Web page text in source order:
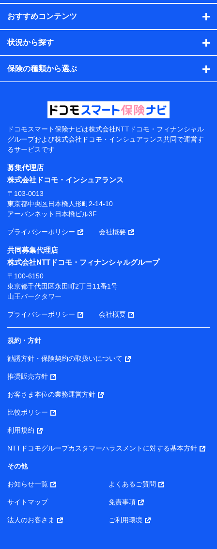
保険契約情報
当社または株式会社NTTドコモ・フィナンシャルグルー
プが取得し、又は保有する保険契約に関する情報。例と
して、保険契約者及び被保険者の氏名、住所、生年月
日、性別、保険契約者と被保険者の関係、保険加入の目
的、保険商品の内容、保険料、保険料のお支払方法、車
のメーカーや走行距離などの情報、建物の構造や築年数
などの情報、ペットの種類や年齢などの情報などが含ま
提供当事者から受領当事者が個人データを取得する方法
電子的・電磁的方法等
【共同して利用する者の範囲】
当社
株式会社NTTドコモ・フィナンシャルグループ
【利用目的】
当社または株式会社NTTドコモ・フィナンシャルグルー
プが提供する保険関連サービスにおけるユーザー登録受
付および管理のため
当社または株式会社NTTドコモ・フィナンシャルグルー
携会社の保険その他に関する情報を提供するため、また
維持管理等の委託業務遂行のため、またそれらに付帯、
関連する当社または株式会社NTTドコモ・フィナンシャ
ルグループおよび提携会社のサービスを案内、提供する
ため
（各サービスで取得したサービス利用履歴、ウェブサイ
トの閲覧履歴、購買履歴、ご契約内容等のパーソナルデ
ータを分析して、お客さまの趣味・嗜好・傾向に応じた
サービス・商品等に関するご提案や広告の配信等を行う
ことがあります。）
各種セミナーの開催のため
コンサルティングサービスの実施のため
アンケートやキャンペーン等の実施のため
上記に係る案内・手続き・管理等付帯業務を行うため
所・代表者名】
り）
株式会社NTTドコモ・フィナンシャルグループ 代表取締役
社長 廣井 孝史
東京都中央区日本橋人形町2-14-10 アーバンネット日本橋
株式会社ドコモ・インシュアランス 代表取締役社長 吉
村 忠義
また当社は、オンライン面談による保険のご相談にあたっ
おすすめコンテンツ
状況から探す
保険の種類から選ぶ
ドコモスマート保険ナビは株式会社NTTドコモ・フィナンシャル
グループおよび株式会社ドコモ・インシュアランス共同で運営す
るサービスです
募集代理店
株式会社ドコモ・インシュアランス
〒103-0013
東京都中央区日本橋人形町2-14-10
アーバンネット日本橋ビル3F
プライバシーポリシー 会社概要
共同募集代理店
株式会社NTTドコモ・フィナンシャルグループ
〒100-6150
東京都千代田区永田町2丁目11番1号
山王パークタワー
プライバシーポリシー 会社概要
規約・方針
勧誘方針・保険契約の取扱いについて
推奨販売方針
お客さま本位の業務運営方針
比較ポリシー
利用規約
NTTドコモグループカスタマーハラスメントに対する基本方針
その他
お知らせ一覧 よくあるご質問
サイトマップ 免責事項
法人のお客さま ご利用環境